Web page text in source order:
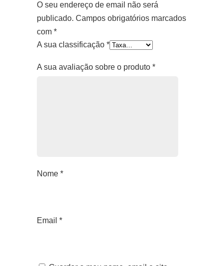
O seu endereço de email não será
publicado. Campos obrigatórios marcados
com *
A sua classificação *
A sua avaliação sobre o produto *
Nome *
Email *